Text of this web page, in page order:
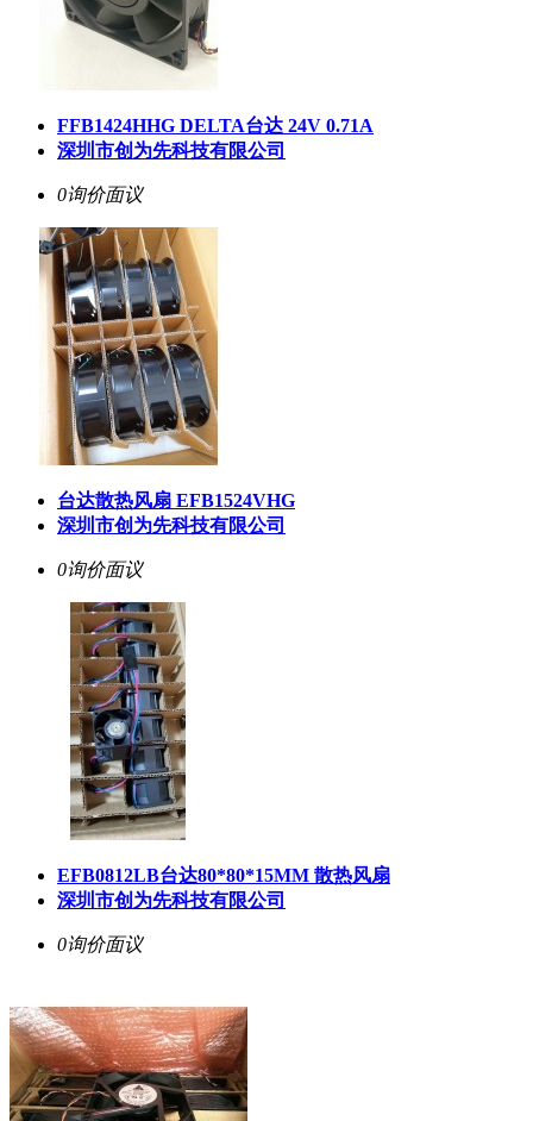
FFB1424HHG DELTA台达 24V 0.71A
深圳市创为先科技有限公司
0询价面议
台达散热风扇 EFB1524VHG
深圳市创为先科技有限公司
0询价面议
EFB0812LB台达80*80*15MM 散热风扇
深圳市创为先科技有限公司
0询价面议